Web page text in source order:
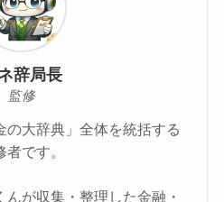
辞局長
監修
の大辞典」全体を統括する
者です。
が収集・整理した金融・